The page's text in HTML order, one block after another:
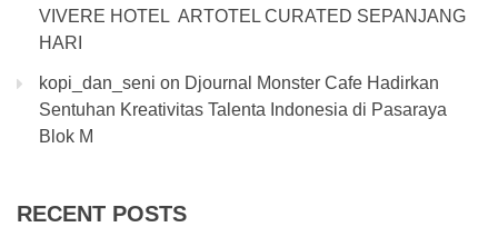
VIVERE HOTEL ARTOTEL CURATED SEPANJANG
HARI
kopi_dan_seni on Djournal Monster Cafe Hadirkan
Sentuhan Kreativitas Talenta Indonesia di Pasaraya
Blok M
RECENT POSTS